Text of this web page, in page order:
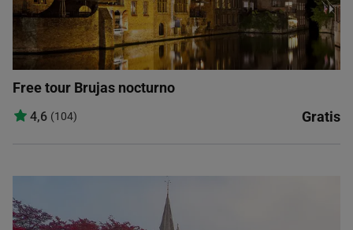
Free tour Brujas nocturno
4,6 (104) Gratis